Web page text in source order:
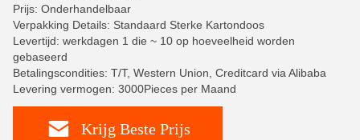
Prijs: Onderhandelbaar
Verpakking Details: Standaard Sterke Kartondoos
Levertijd: werkdagen 1 die ~ 10 op hoeveelheid worden
gebaseerd
Betalingscondities: T/T, Western Union, Creditcard via Alibaba
Levering vermogen: 3000Pieces per Maand
Krijg Beste Prijs